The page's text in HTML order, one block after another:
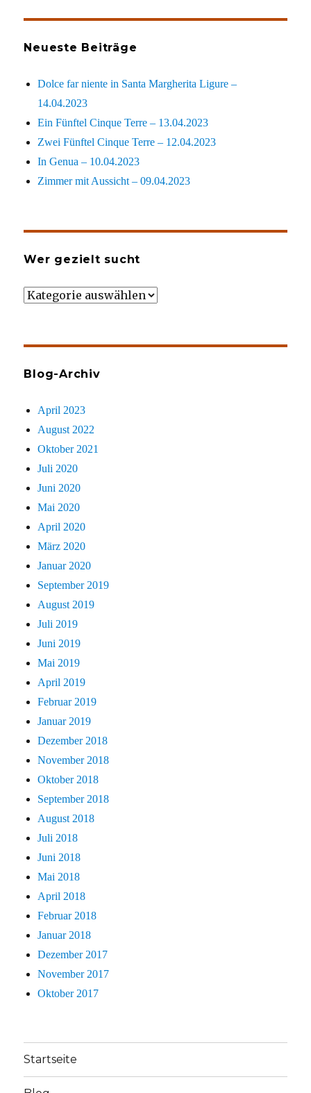
Neueste Beiträge
Dolce far niente in Santa Margherita Ligure –
14.04.2023
Ein Fünftel Cinque Terre – 13.04.2023
Zwei Fünftel Cinque Terre – 12.04.2023
In Genua – 10.04.2023
Zimmer mit Aussicht – 09.04.2023
Wer gezielt sucht
Wer
Blog-Archiv
April 2023
August 2022
Oktober 2021
Juli 2020
Juni 2020
Mai 2020
April 2020
März 2020
Januar 2020
September 2019
August 2019
Juli 2019
Juni 2019
Mai 2019
April 2019
Februar 2019
Januar 2019
Dezember 2018
November 2018
Oktober 2018
September 2018
August 2018
Juli 2018
Juni 2018
Mai 2018
April 2018
Februar 2018
Januar 2018
Dezember 2017
November 2017
Oktober 2017
Startseite